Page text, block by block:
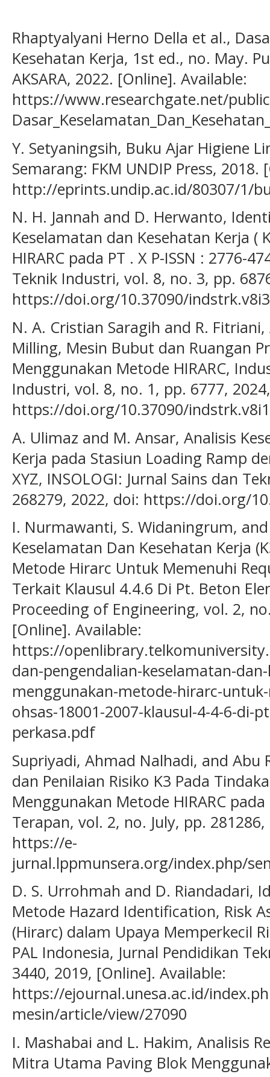
Rhaptyalyani Herno Della et al.,
Kesehatan Kerja, 1st ed., no. May.
AKSARA, 2022. [Online]. Available:
https://www.researchgate.net/
Y. Setyaningsih, Buku Ajar Higiene
Semarang: FKM UNDIP Press, 2018.
http://eprints.undip.ac.id/80307/1/
N. H. Jannah and D. Herwanto,
Keselamatan dan Kesehatan Kerja (
HIRARC pada PT . X P-ISSN : 2776-
Teknik Industri, vol. 8, no. 3, pp.
https://doi.org/10.37090/
N. A. Cristian Saragih and R.
Milling, Mesin Bubut dan Ruangan
Menggunakan Metode HIRARC,
Industri, vol. 8, no. 1, pp. 6777,
https://doi.org/10.37090/
A. Ulimaz and M. Ansar, Analisis
Kerja pada Stasiun Loading Ramp
XYZ, INSOLOGI: Jurnal Sains dan
268279, 2022, doi: https://doi.org/
I. Nurmawanti, S. Widaningrum,
Keselamatan Dan Kesehatan Kerja
Metode Hirarc Untuk Memenuhi
Terkait Klausul 4.4.6 Di Pt. Beton
Proceeding of Engineering, vol. 2,
[Online]. Available:
https://
dan-pengendalian-keselamatan-
menggunakan-metode-hirarc-
ohsas-18001-2007-klausul-4-4-6-di-
perkasa.pdf
Supriyadi, Ahmad Nalhadi, and Abu
dan Penilaian Risiko K3 Pada
Menggunakan Metode HIRARC
Terapan, vol. 2, no. July, pp.
https://e-
jurnal.lppmunsera.org/index.php/
D. S. Urrohmah and D. Riandadari,
Metode Hazard Identification, Risk
(Hirarc) dalam Upaya Memperkecil
PAL Indonesia, Jurnal Pendidikan
3440, 2019, [Online]. Available:
https://ejournal.unesa.ac.id/
mesin/article/view/27090
I. Mashabai and L. Hakim, Analisis
Mitra Utama Paving Blok